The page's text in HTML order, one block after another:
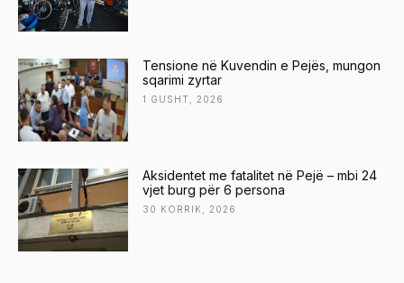
Tensione në Kuvendin e Pejës, mungon
sqarimi zyrtar
1 GUSHT, 2026
Aksidentet me fatalitet në Pejë – mbi 24
vjet burg për 6 persona
30 KORRIK, 2026